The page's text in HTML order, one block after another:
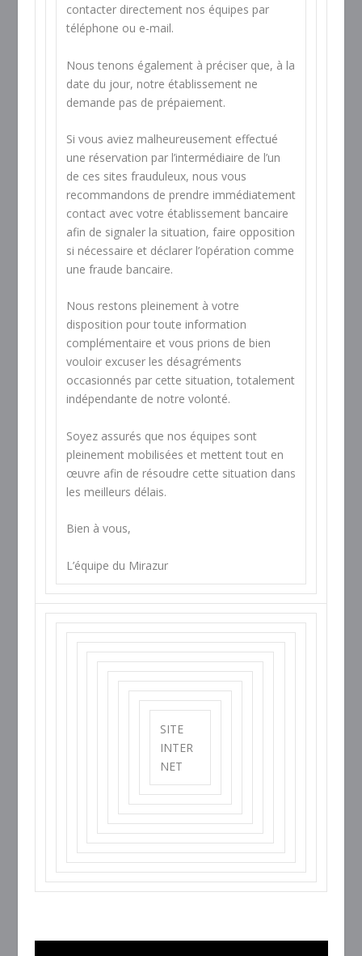
contacter directement nos équipes par
téléphone ou e-mail.
Nous tenons également à préciser que, à la
date du jour, notre établissement ne
demande pas de prépaiement.
Si vous aviez malheureusement effectué
une réservation par l’intermédiaire de l’un
de ces sites frauduleux, nous vous
recommandons de prendre immédiatement
contact avec votre établissement bancaire
afin de signaler la situation, faire opposition
si nécessaire et déclarer l’opération comme
une fraude bancaire.
Nous restons pleinement à votre
disposition pour toute information
complémentaire et vous prions de bien
vouloir excuser les désagréments
occasionnés par cette situation, totalement
indépendante de notre volonté.
Soyez assurés que nos équipes sont
pleinement mobilisées et mettent tout en
œuvre afin de résoudre cette situation dans
les meilleurs délais.
Bien à vous,
L’équipe du Mirazur
SITE
INTER
NET